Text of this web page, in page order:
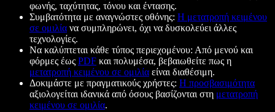
φωνής, ταχύτητας, τόνου και έντασης.
Συμβατότητα με αναγνώστες οθόνης: Η μετατροπή κειμένου
σε ομιλία να συμπληρώνει, όχι να δυσκολεύει άλλες
τεχνολογίες.
Να καλύπτεται κάθε τύπος περιεχομένου: Από μενού και
φόρμες έως PDF και πολυμέσα, βεβαιωθείτε πως η
μετατροπή κειμένου σε ομιλία είναι διαθέσιμη.
Δοκιμάστε με πραγματικούς χρήστες: Η προσβασιμότητα
αξιολογείται ιδανικά από όσους βασίζονται στη μετατροπή
κειμένου σε ομιλία.